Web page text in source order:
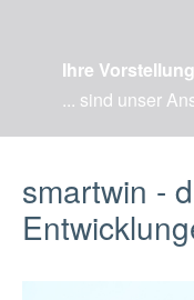
Ihre
... sind unser
smartwin -